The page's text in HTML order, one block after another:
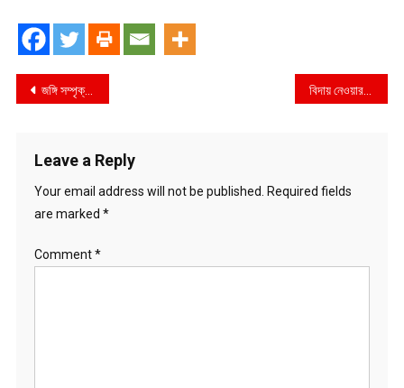
Post
জঙ্গি সম্পৃক্ততায় কুমিল্লা ও দেশের অন্যান্য অঞ্চল হতে বাড়ি ছেড়ে যাওয়া ৪ জন সহ ৭ জনকে গ্রেফতার করেছে র‌্যাব বিদায় নেওয়ার জন্য আমি প্রস্তুত- প্রধানমন্ত্রী শেখ হাসিনা
Leave a Reply
Your email address will not be published. Required fields
are marked *
Comment*